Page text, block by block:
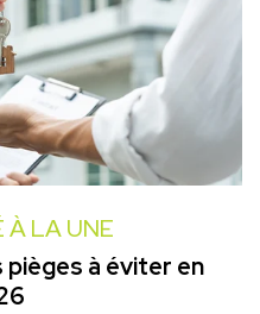
LA UNE
pièges à éviter en